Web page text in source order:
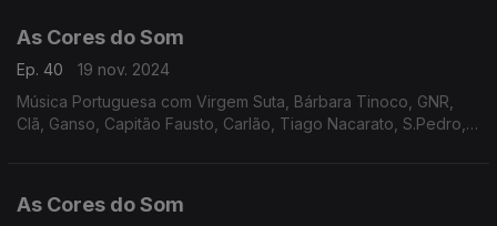
As Cores do Som
Ep. 40
19 nov. 2024
Música Portuguesa com Virgem Suta, Bárbara Tinoco, GNR,
Clã, Ganso, Capitão Fausto, Carlão, Tiago Nacarato, S.Pedro,
As Cores do Som